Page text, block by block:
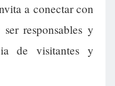
a conectar con
responsables y
de visitantes y